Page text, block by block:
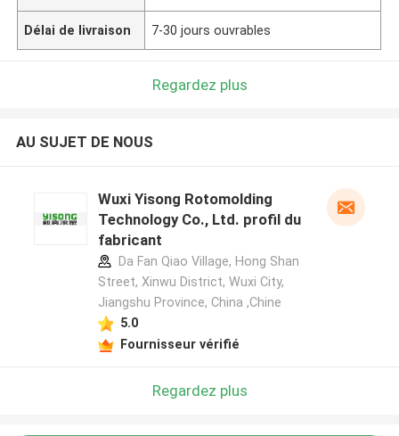
Délai de livraison 7-30 jours ouvrables
Regardez plus
AU SUJET DE NOUS
Wuxi Yisong Rotomolding
Technology Co., Ltd. profil du
fabricant
Da Fan Qiao Village, Hong Shan
Street, Xinwu District, Wuxi City,
Jiangshu Province, China ,Chine
5.0
Fournisseur vérifié
Regardez plus